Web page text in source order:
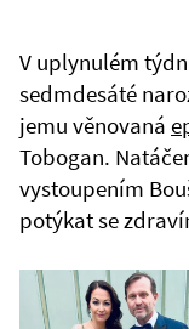
V uplynulém
sedmdesáté
jemu věnovaná
Tobogan.
vystoupením
potýkat se